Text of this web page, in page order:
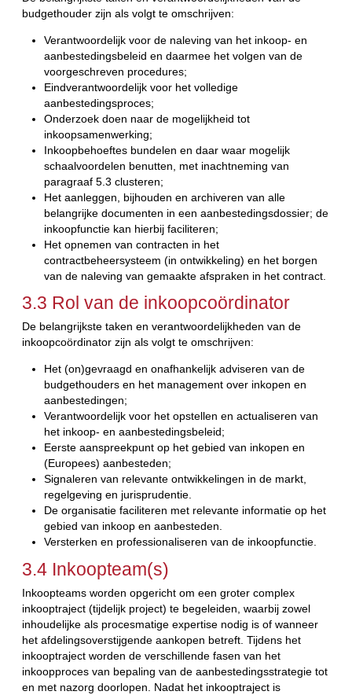
budgethouder zijn als volgt te omschrijven:
Verantwoordelijk voor de naleving van het inkoop- en
aanbestedingsbeleid en daarmee het volgen van de
voorgeschreven procedures;
Eindverantwoordelijk voor het volledige
aanbestedingsproces;
Onderzoek doen naar de mogelijkheid tot
inkoopsamenwerking;
Inkoopbehoeftes bundelen en daar waar mogelijk
schaalvoordelen benutten, met inachtneming van
paragraaf 5.3 clusteren;
Het aanleggen, bijhouden en archiveren van alle
belangrijke documenten in een aanbestedingsdossier; de
inkoopfunctie kan hierbij faciliteren;
Het opnemen van contracten in het
contractbeheersysteem (in ontwikkeling) en het borgen
van de naleving van gemaakte afspraken in het contract.
3.3 Rol van de inkoopcoördinator
De belangrijkste taken en verantwoordelijkheden van de
inkoopcoördinator zijn als volgt te omschrijven:
Het (on)gevraagd en onafhankelijk adviseren van de
budgethouders en het management over inkopen en
aanbestedingen;
Verantwoordelijk voor het opstellen en actualiseren van
het inkoop- en aanbestedingsbeleid;
Eerste aanspreekpunt op het gebied van inkopen en
(Europees) aanbesteden;
Signaleren van relevante ontwikkelingen in de markt,
regelgeving en jurisprudentie.
De organisatie faciliteren met relevante informatie op het
gebied van inkoop en aanbesteden.
Versterken en professionaliseren van de inkoopfunctie.
3.4 Inkoopteam(s)
Inkoopteams worden opgericht om een groter complex
inkooptraject (tijdelijk project) te begeleiden, waarbij zowel
inhoudelijke als procesmatige expertise nodig is of wanneer
het afdelingsoverstijgende aankopen betreft. Tijdens het
inkooptraject worden de verschillende fasen van het
inkoopproces van bepaling van de aanbestedingsstrategie tot
en met nazorg doorlopen. Nadat het inkooptraject is